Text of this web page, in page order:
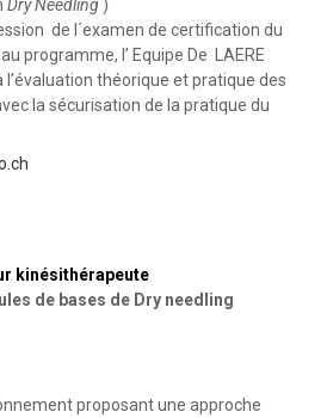
Dry Needling)
de l´examen de certification du
programme, l’ Equipe De LAERE
théorique et pratique des
la sécurisation de la pratique du
kinésithérapeute
de bases de Dry needling
proposant une approche